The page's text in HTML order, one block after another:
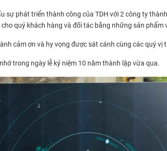
sự phát triển thành công của TDH với 2 công ty
quý khách hàng và đối tác bằng những sản
cảm ơn và hy vọng được sát cánh cùng các quý
trong ngày lễ kỷ niệm 10 năm thành lập vừa qua.